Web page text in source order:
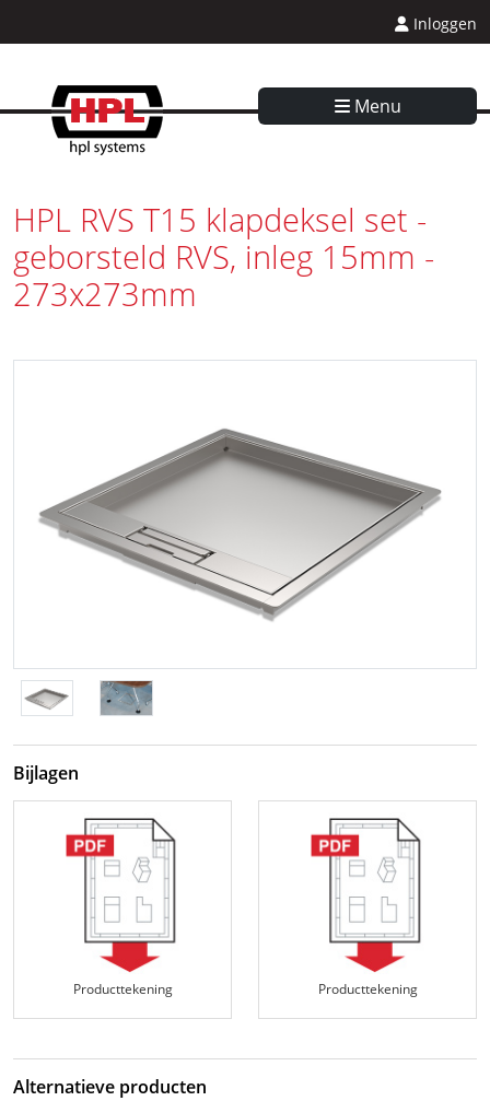
Inloggen
Menu
HPL RVS T15 klapdeksel set -
geborsteld RVS, inleg 15mm -
273x273mm
Bijlagen
Producttekening Producttekening
Alternatieve producten